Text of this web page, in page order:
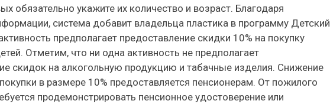
обязательно укажите их количество и возраст. Благодаря
система добавит владельца пластика в программу Детский
предполагает предоставление скидки 10% на покупку
Отметим, что ни одна активность не предполагает
скидок на алкогольную продукцию и табачные изделия. Снижение
в размере 10% предоставляется пенсионерам. От пожилого
продемонстрировать пенсионное удостоверение или